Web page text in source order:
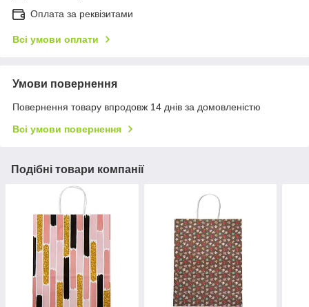
Оплата за реквізитами
Всі умови оплати
Умови повернення
Повернення товару впродовж 14 днів за домовленістю
Всі умови повернення
Подібні товари компанії